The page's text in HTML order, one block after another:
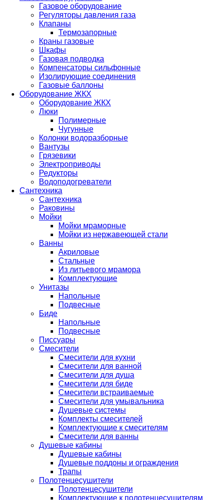
Газовое оборудование
Регуляторы давления газа
Клапаны
Термозапорные
Краны газовые
Шкафы
Газовая подводка
Компенсаторы сильфонные
Изолирующие соединения
Газовые баллоны
Оборудование ЖКХ
Оборудование ЖКХ
Люки
Полимерные
Чугунные
Колонки водоразборные
Вантузы
Грязевики
Электроприводы
Редукторы
Водоподогреватели
Сантехника
Сантехника
Раковины
Мойки
Мойки мраморные
Мойки из нержавеющей стали
Ванны
Акриловые
Стальные
Из литьевого мрамора
Комплектующие
Унитазы
Напольные
Подвесные
Биде
Напольные
Подвесные
Писсуары
Смесители
Смесители для кухни
Смесители для ванной
Смесители для душа
Смесители для биде
Смесители встраиваемые
Смесители для умывальника
Душевые системы
Комплекты смесителей
Комплектующие к смесителям
Смесители для ванны
Душевые кабины
Душевые кабины
Душевые поддоны и ограждения
Трапы
Полотенцесушители
Полотенцесушители
Комплектующие к полотенцесушителям